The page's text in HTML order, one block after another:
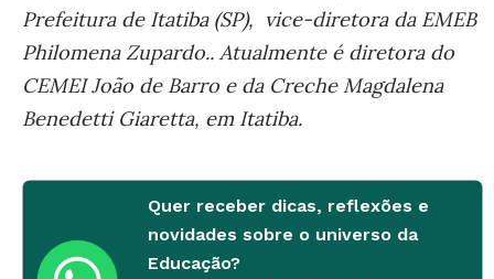
Prefeitura de Itatiba (SP), vice-diretora da EMEB
Philomena Zupardo.. Atualmente é diretora do
CEMEI João de Barro e da Creche Magdalena
Benedetti Giaretta, em Itatiba.
Quer receber dicas, reflexões e
novidades sobre o universo da
Educação?